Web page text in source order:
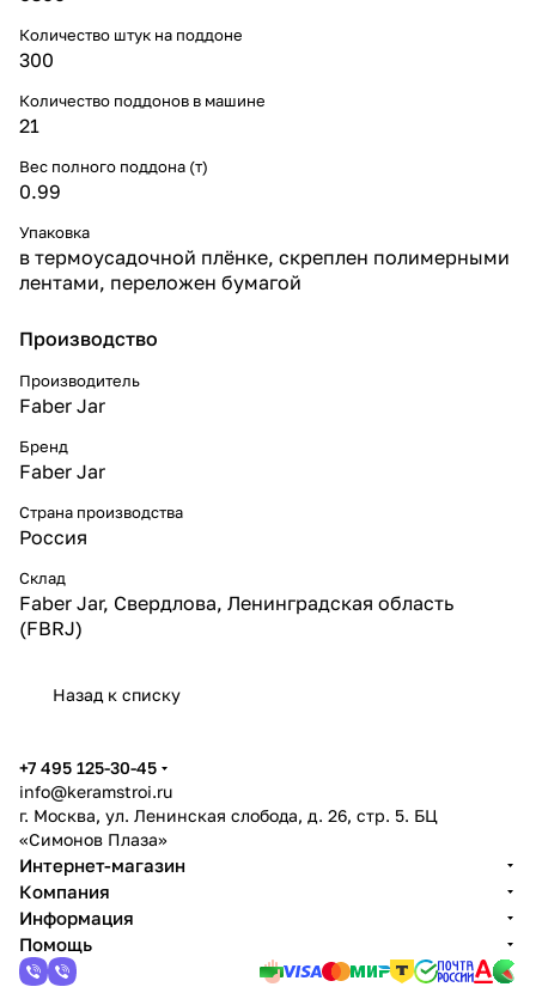
Количество штук на поддоне
300
Количество поддонов в машине
21
Вес полного поддона (т)
0.99
Упаковка
в термоусадочной плёнке, скреплен полимерными
лентами, переложен бумагой
Производство
Производитель
Faber Jar
Бренд
Faber Jar
Страна производства
Россия
Склад
Faber Jar, Свердлова, Ленинградская область
(FBRJ)
Назад к списку
+7 495 125-30-45
info@keramstroi.ru
г. Москва, ул. Ленинская слобода, д. 26, стр. 5. БЦ
«Симонов Плаза»
Интернет-магазин
Компания
Информация
Помощь